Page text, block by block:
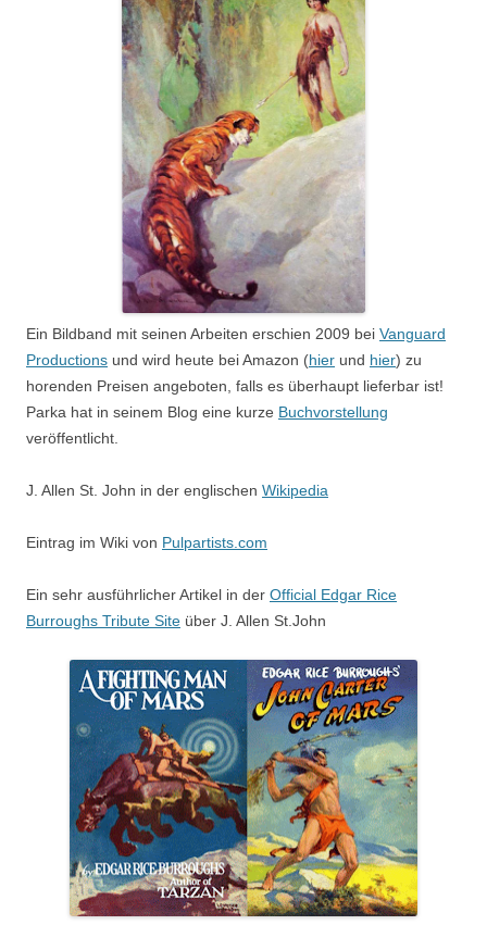
Ein Bildband mit seinen Arbeiten erschien 2009 bei Vanguard
Productions und wird heute bei Amazon (hier und hier) zu
horenden Preisen angeboten, falls es überhaupt lieferbar ist!
Parka hat in seinem Blog eine kurze Buchvorstellung
veröffentlicht.
J. Allen St. John in der englischen Wikipedia
Eintrag im Wiki von Pulpartists.com
Ein sehr ausführlicher Artikel in der Official Edgar Rice
Burroughs Tribute Site über J. Allen St.John